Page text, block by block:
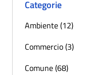
Categorie
Ambiente (12)
Commercio (3)
Comune (68)